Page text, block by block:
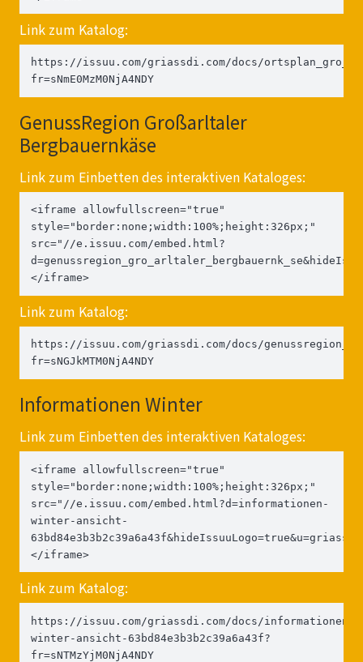
Link zum Katalog:
https://issuu.com/griassdi.com/docs/
fr=sNmE0MzM0NjA4NDY
GenussRegion Großarltaler
Bergbauernkäse
Link zum Einbetten des interaktiven Kataloges:
<iframe allowfullscreen="true"
style="border:none;width:100%;height:326px;"
src="//e.issuu.com/embed.html?
</iframe>
Link zum Katalog:
https://issuu.com/griassdi.com/docs/
fr=sNGJkMTM0NjA4NDY
Informationen Winter
Link zum Einbetten des interaktiven Kataloges:
<iframe allowfullscreen="true"
style="border:none;width:100%;height:326px;"
src="//e.issuu.com/embed.html?d=informationen-
winter-ansicht-
</iframe>
Link zum Katalog:
https://issuu.com/griassdi.com/docs/informationen-
winter-ansicht-63bd84e3b3b2c39a6a43f?
fr=sNTMzYjM0NjA4NDY